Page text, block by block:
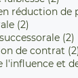
réduction de
(2)
(2)
de contrat
l'influence et